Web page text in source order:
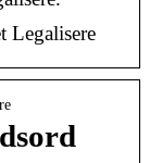
Legalisere